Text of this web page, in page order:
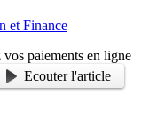
et Finance
Ecouter l'article